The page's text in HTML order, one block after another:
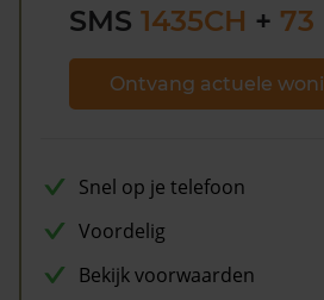
SMS 1435CH + 73
Ontvang actuele
Snel op je telefoon
Voordelig
Bekijk voorwaarden